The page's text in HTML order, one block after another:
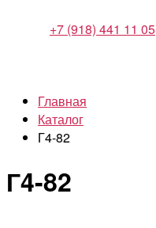
+7 (918) 441 11 05
Главная
Каталог
Г4-82
Г4-82